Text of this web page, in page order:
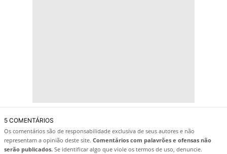
5 COMENTÁRIOS
Os comentários são de responsabilidade exclusiva de seus autores e não
representam a opinião deste site. Comentários com palavrões e ofensas não
serão publicados. Se identificar algo que viole os termos de uso, denuncie.